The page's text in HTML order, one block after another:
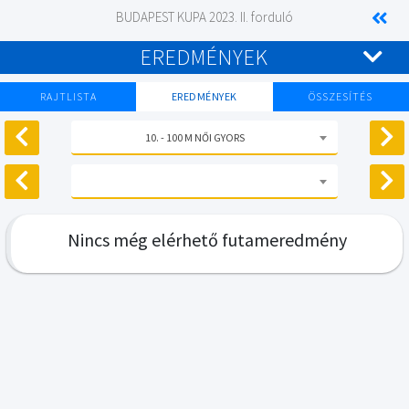
BUDAPEST KUPA 2023. II. forduló
EREDMÉNYEK
RAJTLISTA EREDMÉNYEK ÖSSZESÍTÉS
10. - 100 M NŐI GYORS
Nincs még elérhető futameredmény